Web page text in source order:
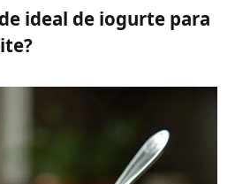
ideal de iogurte para